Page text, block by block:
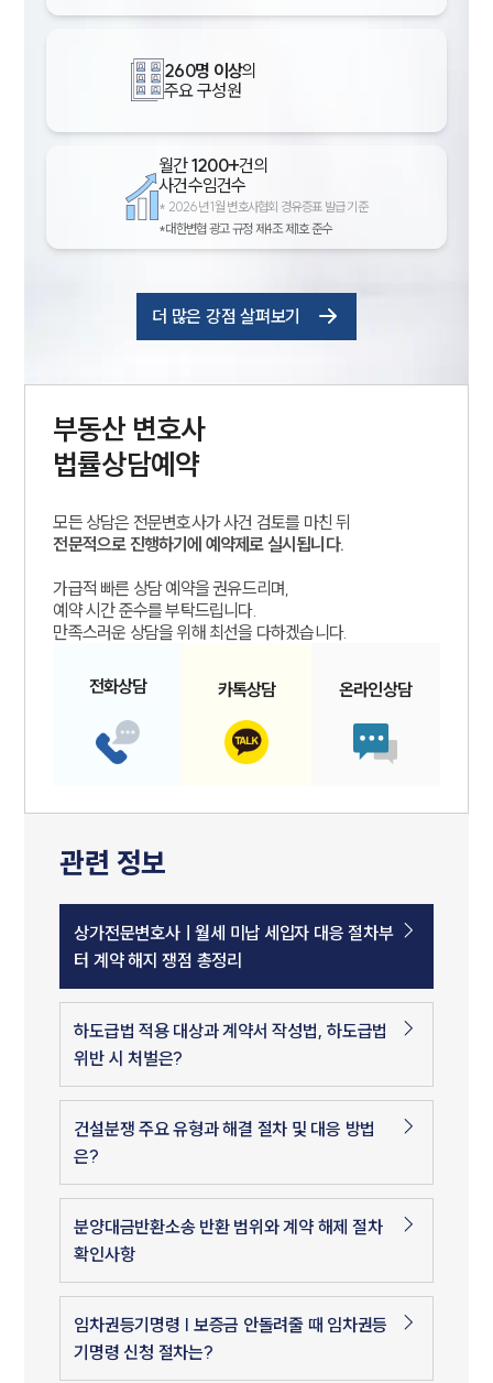
260명 이상의
주요 구성원
월간1200+건의
사건수임건수
* 2026년 1월 변호사협회 경유증표 발급 기준
*대한변협 광고 규정 제4조 제1호 준수
더 많은 강점 살펴보기
부동산 변호사
법률상담예약
모든 상담은 전문변호사가 사건 검토를 마친 뒤
전문적으로 진행하기에 예약제로 실시됩니다.
가급적 빠른 상담 예약을 권유드리며,
예약 시간 준수를 부탁드립니다.
만족스러운 상담을 위해 최선을 다하겠습니다.
전화상담 카톡상담 온라인상담
관련 정보
상가전문변호사ㅣ월세 미납 세입자 대응 절차부
터 계약 해지 쟁점 총정리
하도급법 적용 대상과 계약서 작성법, 하도급법
위반 시 처벌은?
건설분쟁 주요 유형과 해결 절차 및 대응 방법
은?
분양대금반환소송 반환 범위와 계약 해제 절차
확인사항
임차권등기명령 | 보증금 안돌려줄 때 임차권등
기명령 신청 절차는?